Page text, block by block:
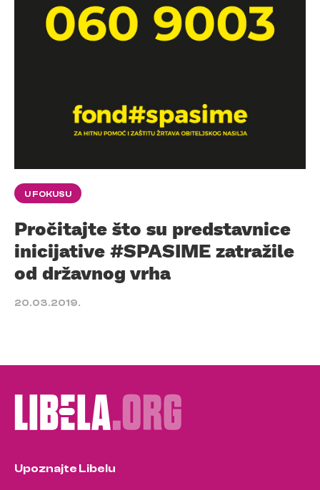
U FOKUSU
Pročitajte što su predstavnice
inicijative #SPASIME zatražile
od državnog vrha
20.03.2019.
Upoznajte Libelu